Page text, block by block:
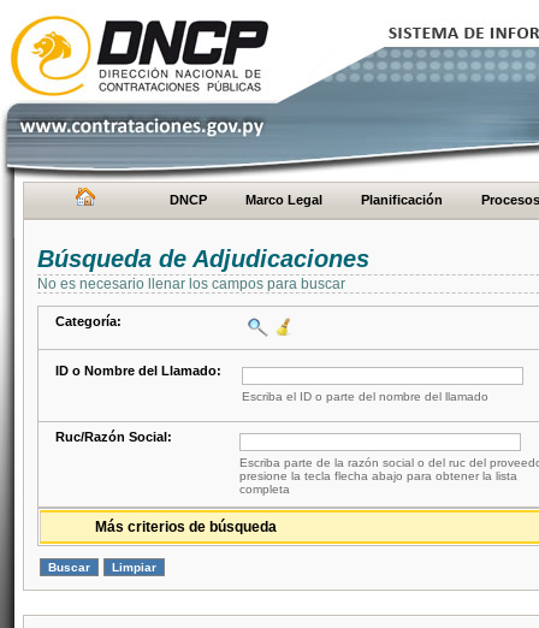
DNCP Marco Legal Planificación Procesos
Búsqueda de Adjudicaciones
No es necesario llenar los campos para buscar
Categoría:
ID o Nombre del Llamado:
Escriba el ID o parte del nombre del llamado
Ruc/Razón Social:
Escriba parte de la razón social o del ruc del
presione la tecla flecha abajo para obtener la lista
completa
Más criterios de búsqueda